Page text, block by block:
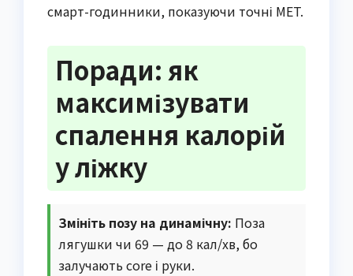
смарт-годинники, показуючи точні MET.
Поради: як
максимізувати
спалення калорій
у ліжку
Змініть позу на динамічну: Поза
лягушки чи 69 — до 8 кал/хв, бо
залучають core і руки.